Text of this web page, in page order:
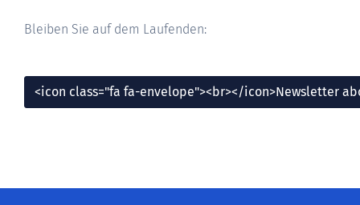
Bleiben Sie auf dem Laufenden:
<icon class="fa fa-envelope"><br></icon>Newsletter